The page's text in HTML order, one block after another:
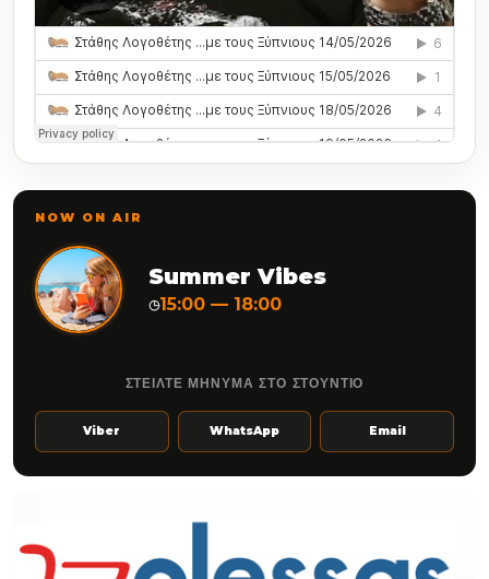
NOW ON AIR
Summer Vibes
◷15:00 — 18:00
ΣΤΕΙΛΤΕ ΜΗΝΥΜΑ ΣΤΟ ΣΤΟΥΝΤΙΟ
Viber WhatsApp Email